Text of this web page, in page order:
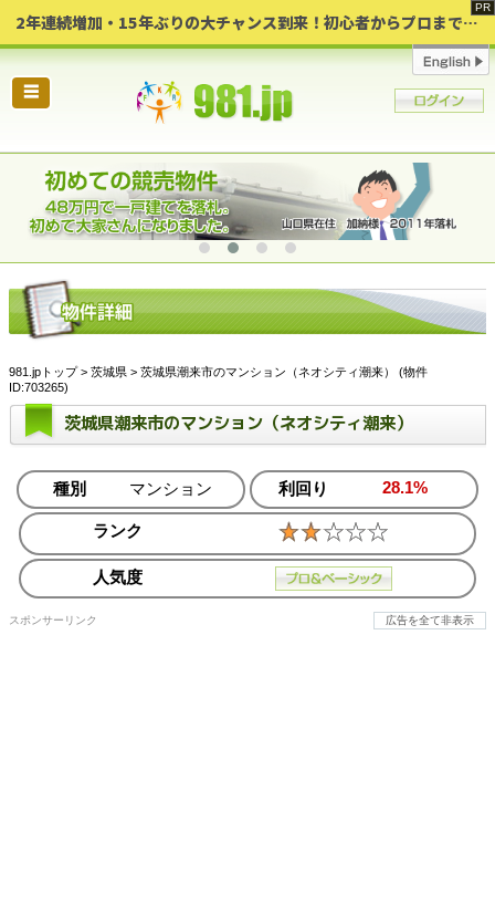
2年連続増加・15年ぶりの大チャンス到来！初心者からプロまで網羅する「競売不動産・超実践投資セミナー」♦神奈川県 横浜 in 神奈川
☰
981.jpトップ> 茨城県 > 茨城県潮来市のマンション（ネオシティ潮来） (物件
ID:703265)
茨城県潮来市のマンション（ネオシティ潮来）
種別 マンション 利回り 28.1%
ランク
人気度
スポンサーリンク 広告を全て非表示